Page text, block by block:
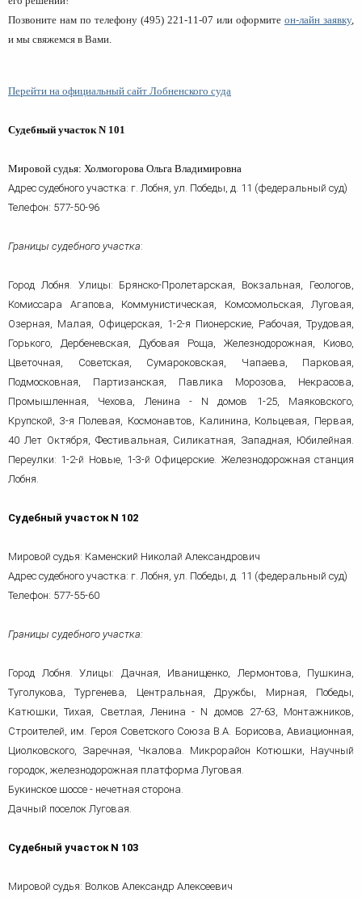
Миграционное право
Страхование
Страховые споры
досудебном порядке
Позвоните нам по телефону (495) 221-11-07 или оформите он-лайн заявку,
и мы свяжемся в Вами.
Перейти на официальный сайт Лобненского суда
Судебный участок N 101
Мировой судья: Холмогорова Ольга Владимировна
Адрес судебного участка: г. Лобня, ул. Победы, д. 11 (федеральный суд)
Телефон: 577-50-96
Границы судебного участка:
Город Лобня. Улицы: Брянско-Пролетарская, Вокзальная, Геологов,
Комиссара Агапова, Коммунистическая, Комсомольская, Луговая,
Озерная, Малая, Офицерская, 1-2-я Пионерские, Рабочая, Трудовая,
Горького, Дербеневская, Дубовая Роща, Железнодорожная, Киово,
Цветочная, Советская, Сумароковская, Чапаева, Парковая,
Подмосковная, Партизанская, Павлика Морозова, Некрасова,
Промышленная, Чехова, Ленина - N домов 1-25, Маяковского,
Крупской, 3-я Полевая, Космонавтов, Калинина, Кольцевая, Первая,
40 Лет Октября, Фестивальная, Силикатная, Западная, Юбилейная.
Переулки: 1-2-й Новые, 1-3-й Офицерские. Железнодорожная станция
Лобня.
Судебный участок N 102
Мировой судья: Каменский Николай Александрович
Адрес судебного участка: г. Лобня, ул. Победы, д. 11 (федеральный суд)
Телефон: 577-55-60
Границы судебного участка:
Город Лобня. Улицы: Дачная, Иванищенко, Лермонтова, Пушкина,
Туголукова, Тургенева, Центральная, Дружбы, Мирная, Победы,
Катюшки, Тихая, Светлая, Ленина - N домов 27-63, Монтажников,
Строителей, им. Героя Советского Союза В.А. Борисова, Авиационная,
Циолковского, Заречная, Чкалова. Микрорайон Котюшки, Научный
городок, железнодорожная платформа Луговая.
Букинское шоссе - нечетная сторона.
Дачный поселок Луговая.
Судебный участок N 103
Мировой судья: Волков Александр Алексеевич